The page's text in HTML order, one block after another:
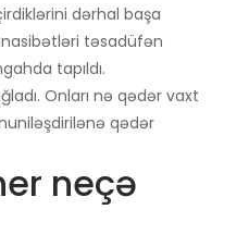
dərhal başa
təsadüfən
tapıldı.
Onları nə qədər vaxt
qədər
neçə